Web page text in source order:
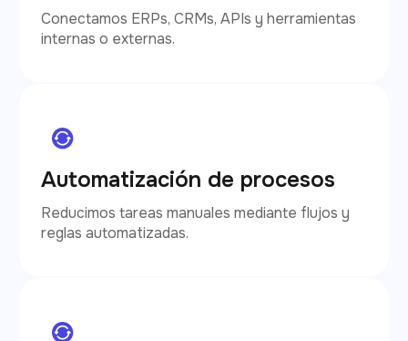
Conectamos ERPs, CRMs, APIs y herramientas
internas o externas.
Automatización de procesos
Reducimos tareas manuales mediante flujos y
reglas automatizadas.